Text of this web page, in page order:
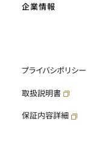
企業情報
プライバシポリシー
取扱説明書
保証内容詳細